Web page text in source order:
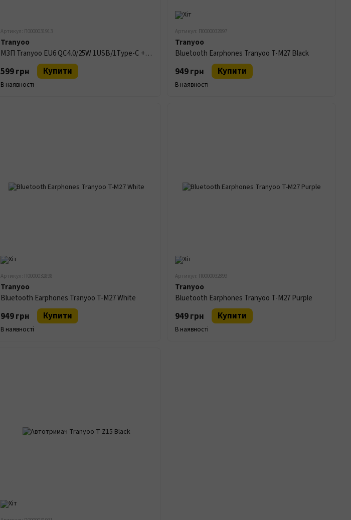
Артикул: П0000031913
Tranyoo
МЗП Tranyoo EU6 QC4.0/25W 1USB/1Type-C + кабель Type-C to Type-C White
599 грн Купити
В наявності
Артикул: П0000032897
Tranyoo
Bluetooth Earphones Tranyoo T-M27 Black
949 грн Купити
В наявності
Артикул: П0000032898
Tranyoo
Bluetooth Earphones Tranyoo T-M27 White
949 грн Купити
В наявності
Артикул: П0000032899
Tranyoo
Bluetooth Earphones Tranyoo T-M27 Purple
949 грн Купити
В наявності